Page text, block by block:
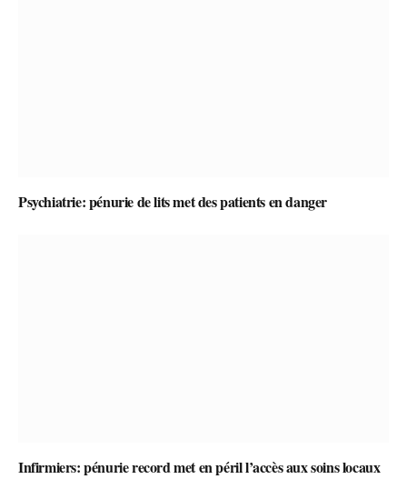
Psychiatrie: pénurie de lits met des patients en danger
Infirmiers: pénurie record met en péril l’accès aux soins locaux